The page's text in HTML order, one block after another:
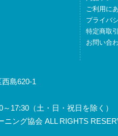
ご利用に
プライバ
特定商取
お問い合
島620-1
17:30（土・日・祝日を除く）
ング協会 ALL RIGHTS